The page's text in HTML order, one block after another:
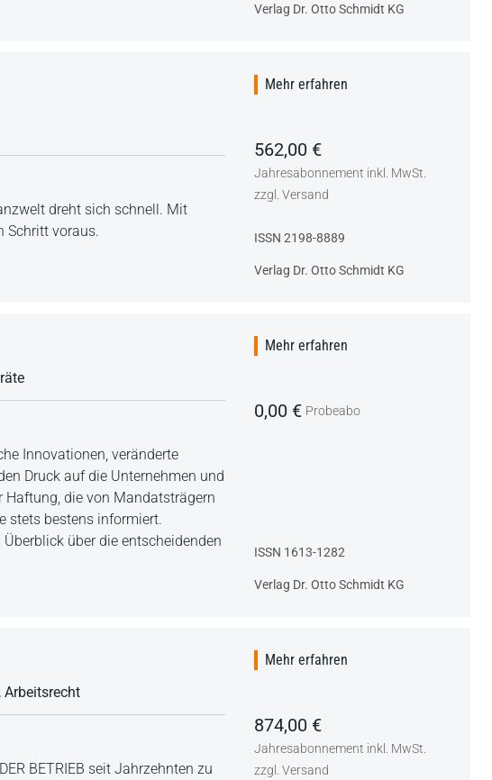
Verlag Dr. Otto Schmidt KG
dreht sich schnell. Mit
Schritt voraus.
Mehr erfahren
562,00 €
Jahresabonnement inkl. MwSt.
zzgl. Versand
ISSN 2198-8889
Verlag Dr. Otto Schmidt KG
Innovationen, veränderte
Druck auf die Unternehmen und
Haftung, die von Mandatsträgern
stets bestens informiert.
über die entscheidenden
Mehr erfahren
0,00 € Probeabo
ISSN 1613-1282
Verlag Dr. Otto Schmidt KG
BETRIEB seit Jahrzehnten zu
Mehr erfahren
874,00 €
Jahresabonnement inkl. MwSt.
zzgl. Versand